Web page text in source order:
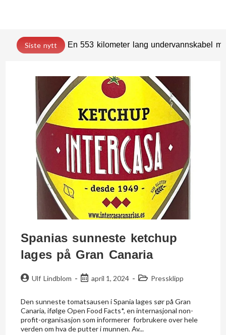
Siste nytt En 553 kilometer lang undervannskabel
Spanias sunneste ketchup
lages på Gran Canaria
Ulf Lindblom april 1, 2024 Pressklipp
Den sunneste tomatsausen i Spania lages sør på Gran
Canaria, ifølge Open Food Facts*, en internasjonal non-
profit-organisasjon som informerer forbrukere over hele
verden om hva de putter i munnen. Av...